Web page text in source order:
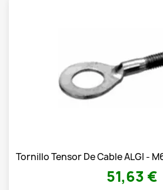
Tornillo Tensor De Cable ALGI -
51,63 €